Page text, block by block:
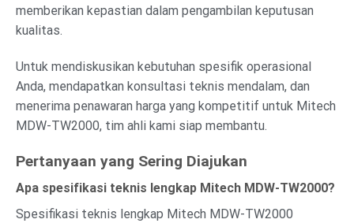
memberikan kepastian dalam pengambilan keputusan
kualitas.
Untuk mendiskusikan kebutuhan spesifik operasional
Anda, mendapatkan konsultasi teknis mendalam, dan
menerima penawaran harga yang kompetitif untuk Mitech
MDW-TW2000, tim ahli kami siap membantu.
Pertanyaan yang Sering Diajukan
Apa spesifikasi teknis lengkap Mitech MDW-TW2000?
Spesifikasi teknis lengkap Mitech MDW-TW2000